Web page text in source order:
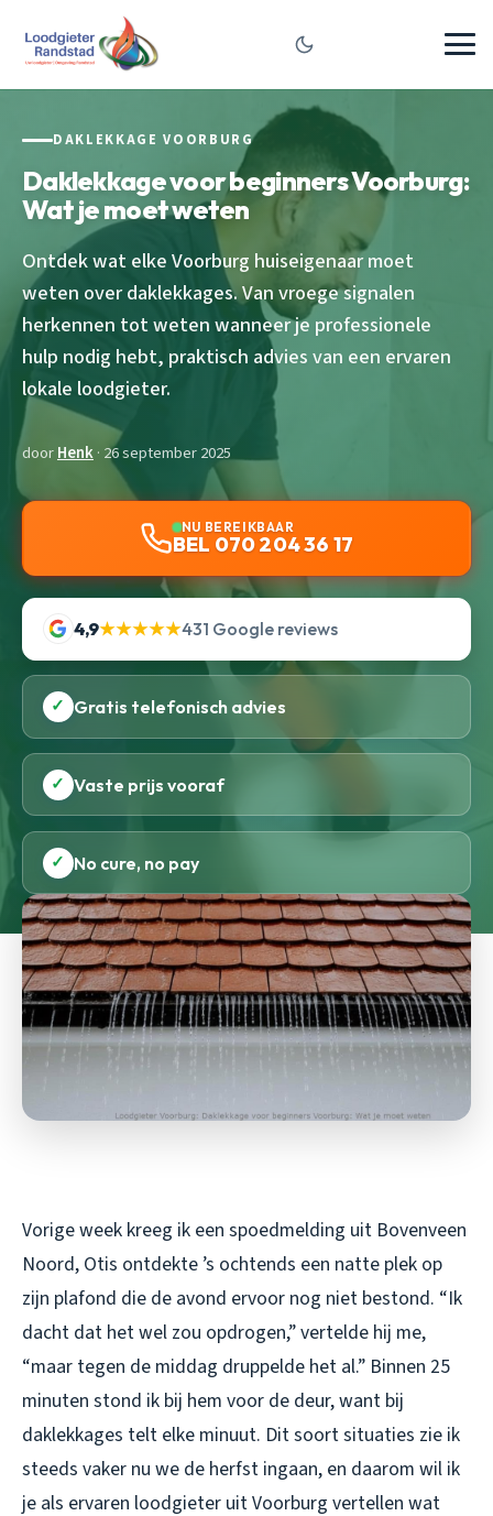
DAKLEKKAGE VOORBURG
Daklekkage voor beginners Voorburg:
Wat je moet weten
Ontdek wat elke Voorburg huiseigenaar moet
weten over daklekkages. Van vroege signalen
herkennen tot weten wanneer je professionele
hulp nodig hebt, praktisch advies van een ervaren
lokale loodgieter.
doorHenk· 26 september 2025
NU BEREIKBAAR
BEL 070 204 36 17
4,9★★★★★431 Google reviews
✓ Gratis telefonisch advies
✓ Vaste prijs vooraf
✓ No cure, no pay
Vorige week kreeg ik een spoedmelding uit Bovenveen
Noord, Otis ontdekte ’s ochtends een natte plek op
zijn plafond die de avond ervoor nog niet bestond. “Ik
dacht dat het wel zou opdrogen,” vertelde hij me,
“maar tegen de middag druppelde het al.” Binnen 25
minuten stond ik bij hem voor de deur, want bij
daklekkages telt elke minuut. Dit soort situaties zie ik
steeds vaker nu we de herfst ingaan, en daarom wil ik
je als ervaren loodgieter uit Voorburg vertellen wat